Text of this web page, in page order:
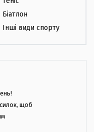
Біатлон
Інші види спорту
щоб